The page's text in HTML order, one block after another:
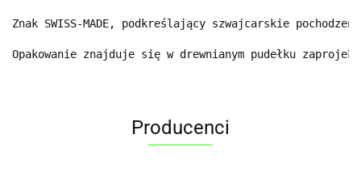
Znak SWISS-MADE, podkreślający szwajcarskie
Opakowanie znajduje się w drewnianym pudełku
Producenci